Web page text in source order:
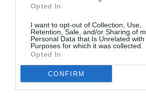
Opted In
I want to opt-out of Collection, Use,
Retention, Sale, and/or Sharing of
Personal Data that Is Unrelated
Purposes for which it was collected.
Opted In
CONFIRM
Checklist a commenté :
Filoustyle
Le 777-X possède des changements